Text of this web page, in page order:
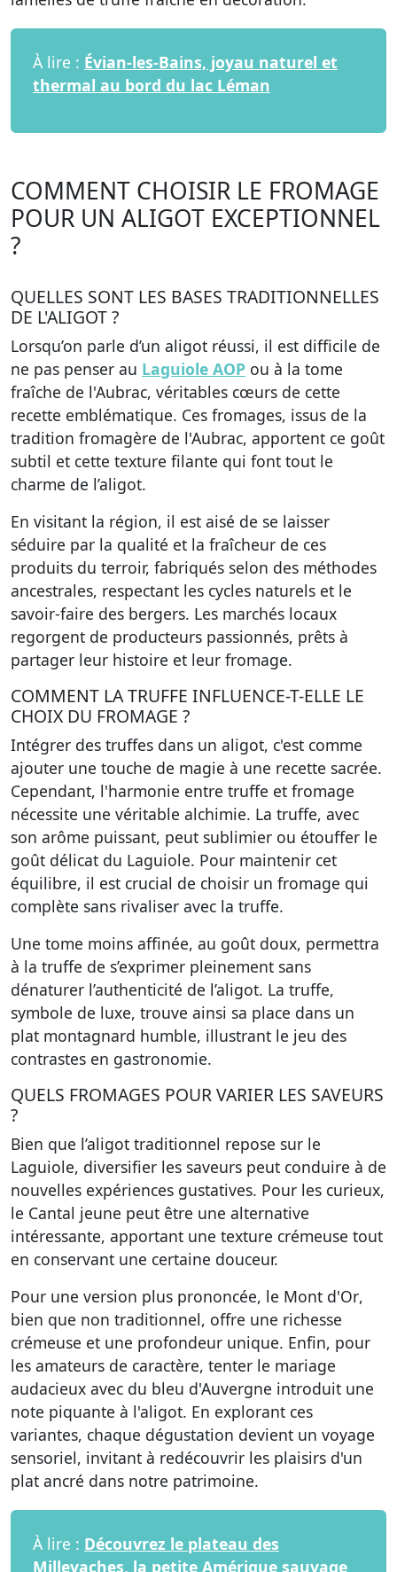
À lire : Évian-les-Bains, joyau naturel et
thermal au bord du lac Léman
COMMENT CHOISIR LE FROMAGE
POUR UN ALIGOT EXCEPTIONNEL
?
QUELLES SONT LES BASES TRADITIONNELLES
DE L'ALIGOT ?
Lorsqu’on parle d’un aligot réussi, il est difficile de
ne pas penser au Laguiole AOP ou à la tome
fraîche de l'Aubrac, véritables cœurs de cette
recette emblématique. Ces fromages, issus de la
tradition fromagère de l'Aubrac, apportent ce goût
subtil et cette texture filante qui font tout le
charme de l’aligot.
En visitant la région, il est aisé de se laisser
séduire par la qualité et la fraîcheur de ces
produits du terroir, fabriqués selon des méthodes
ancestrales, respectant les cycles naturels et le
savoir-faire des bergers. Les marchés locaux
regorgent de producteurs passionnés, prêts à
partager leur histoire et leur fromage.
COMMENT LA TRUFFE INFLUENCE-T-ELLE LE
CHOIX DU FROMAGE ?
Intégrer des truffes dans un aligot, c'est comme
ajouter une touche de magie à une recette sacrée.
Cependant, l'harmonie entre truffe et fromage
nécessite une véritable alchimie. La truffe, avec
son arôme puissant, peut sublimier ou étouffer le
goût délicat du Laguiole. Pour maintenir cet
équilibre, il est crucial de choisir un fromage qui
complète sans rivaliser avec la truffe.
Une tome moins affinée, au goût doux, permettra
à la truffe de s’exprimer pleinement sans
dénaturer l’authenticité de l’aligot. La truffe,
symbole de luxe, trouve ainsi sa place dans un
plat montagnard humble, illustrant le jeu des
contrastes en gastronomie.
QUELS FROMAGES POUR VARIER LES SAVEURS
?
Bien que l’aligot traditionnel repose sur le
Laguiole, diversifier les saveurs peut conduire à de
nouvelles expériences gustatives. Pour les curieux,
le Cantal jeune peut être une alternative
intéressante, apportant une texture crémeuse tout
en conservant une certaine douceur.
Pour une version plus prononcée, le Mont d'Or,
bien que non traditionnel, offre une richesse
crémeuse et une profondeur unique. Enfin, pour
les amateurs de caractère, tenter le mariage
audacieux avec du bleu d'Auvergne introduit une
note piquante à l'aligot. En explorant ces
variantes, chaque dégustation devient un voyage
sensoriel, invitant à redécouvrir les plaisirs d'un
plat ancré dans notre patrimoine.
À lire : Découvrez le plateau des
Millevaches, la petite Amérique sauvage